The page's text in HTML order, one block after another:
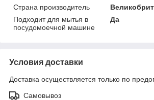
Страна производитель
Подходит для мытья в
посудомоечной машине
Да
Условия доставки
Доставка осуществляется только по
Самовывоз